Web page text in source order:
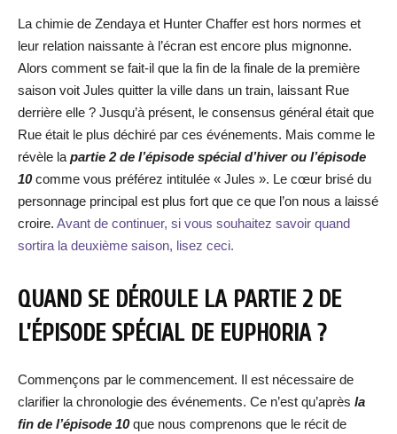
La chimie de Zendaya et Hunter Chaffer est hors normes et
leur relation naissante à l’écran est encore plus mignonne.
Alors comment se fait-il que la fin de la finale de la première
saison voit Jules quitter la ville dans un train, laissant Rue
derrière elle ? Jusqu’à présent, le consensus général était que
Rue était le plus déchiré par ces événements. Mais comme le
révèle la partie 2 de l’épisode spécial d’hiver ou l’épisode
10comme vous préférez intitulée « Jules ». Le cœur brisé du
personnage principal est plus fort que ce que l’on nous a laissé
croire. Avant de continuer, si vous souhaitez savoir quand
sortira la deuxième saison, lisez ceci.
QUAND SE DÉROULE LA PARTIE 2 DE
L’ÉPISODE SPÉCIAL DE EUPHORIA ?
Commençons par le commencement. Il est nécessaire de
clarifier la chronologie des événements. Ce n’est qu’après la
fin de l’épisode 10que nous comprenons que le récit de